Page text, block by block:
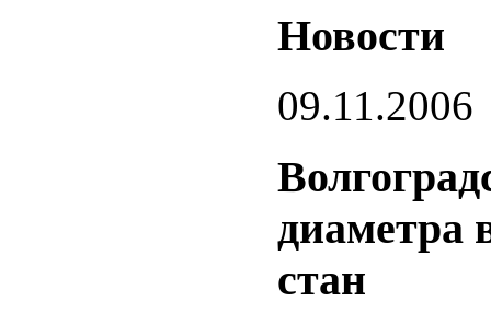
Новости
09.11.2006
диаметра
стан